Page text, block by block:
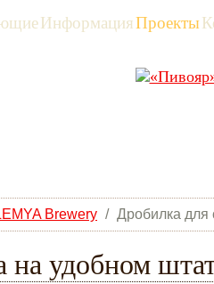
ИнформацияПроекты
Brewery / Дробилка для
на удобном